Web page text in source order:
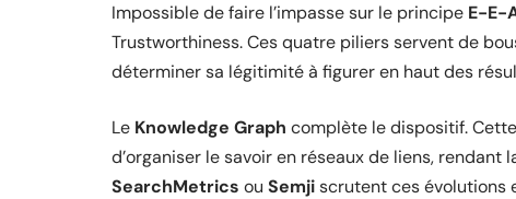
Impossible de faire l’impasse sur le principe E-E-
Trustworthiness. Ces quatre piliers servent de
déterminer sa légitimité à figurer en haut des
Le Knowledge Graph complète le dispositif.
d’organiser le savoir en réseaux de liens,
SearchMetrics ou Semjiscrutent ces évolutions